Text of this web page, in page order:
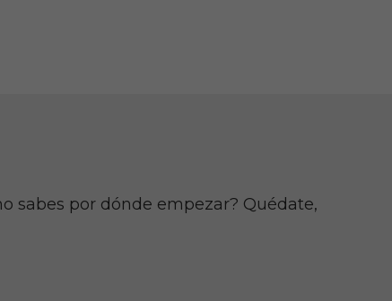
sabes por dónde empezar? Quédate,